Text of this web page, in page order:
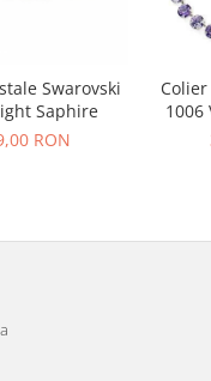
Swarovski
Saphire
RON
1006